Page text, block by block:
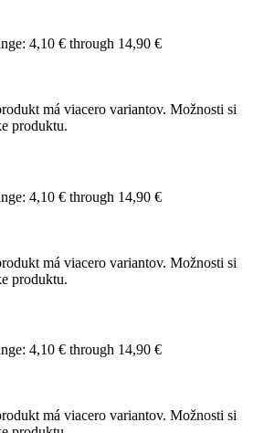
4,10 € through 14,90 €
má viacero variantov. Možnosti si
produktu.
4,10 € through 14,90 €
má viacero variantov. Možnosti si
produktu.
4,10 € through 14,90 €
má viacero variantov. Možnosti si